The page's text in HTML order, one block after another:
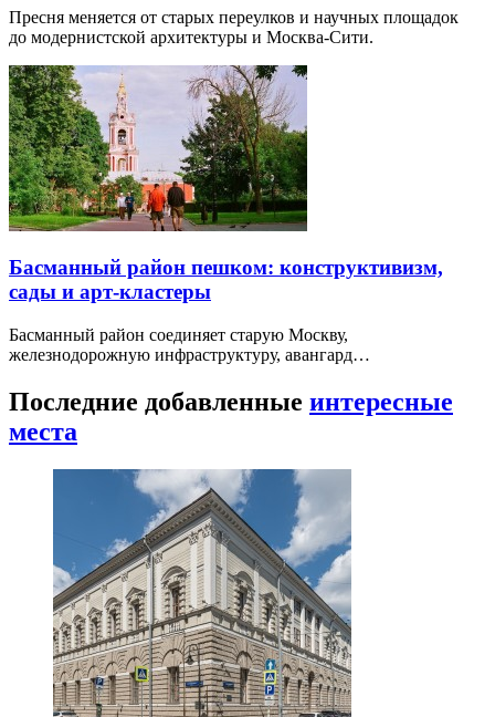
Пресня меняется от старых переулков и научных площадок
до модернистской архитектуры и Москва-Сити.
Басманный район пешком: конструктивизм,
сады и арт-кластеры
Басманный район соединяет старую Москву,
железнодорожную инфраструктуру, авангард…
Последние добавленные интересные
места